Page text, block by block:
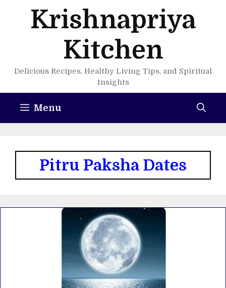
Krishnapriya
Kitchen
Delicious Recipes, Healthy Living Tips, and Spiritual
Insights
Menu
Pitru Paksha Dates